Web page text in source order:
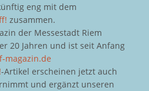
eng mit dem
zusammen.
der Messestadt Riem
20 Jahren und ist seit Anfang
magazin.de
-Artikel erscheinen jetzt auch
und ergänzt unseren